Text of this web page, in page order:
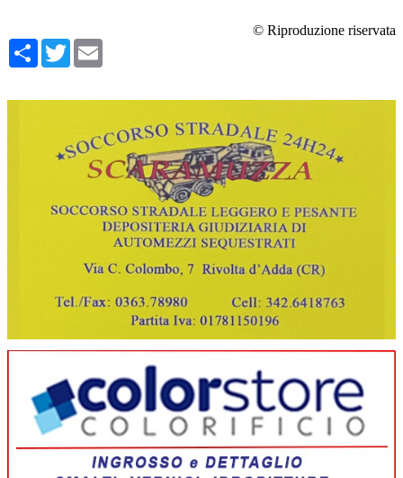
© Riproduzione riservata
Condividi
Twitter